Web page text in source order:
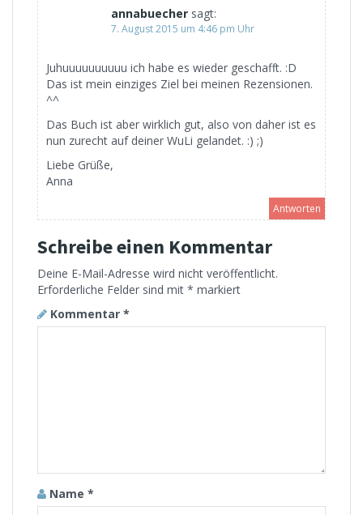
annabuecher sagt:
7. August 2015 um 4:46 pm Uhr
Juhuuuuuuuuuu ich habe es wieder geschafft. :D
Das ist mein einziges Ziel bei meinen Rezensionen.
^^
Das Buch ist aber wirklich gut, also von daher ist es
nun zurecht auf deiner WuLi gelandet. :) ;)
Liebe Grüße,
Anna
Antworten
Schreibe einen Kommentar
Deine E-Mail-Adresse wird nicht veröffentlicht.
Erforderliche Felder sind mit * markiert
Kommentar *
Name *